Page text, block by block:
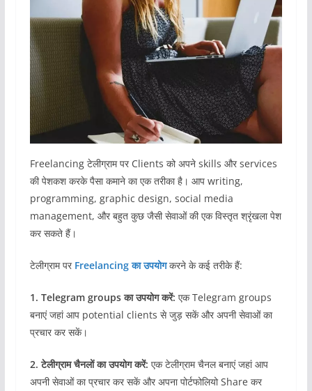
Freelancing टेलीग्राम पर Clients को अपने skills और services
की पेशकश करके पैसा कमाने का एक तरीका है। आप writing,
programming, graphic design, social media
management, और बहुत कुछ जैसी सेवाओं की एक विस्तृत श्रृंखला पेश
कर सकते हैं।
टेलीग्राम पर Freelancing का उपयोगकरने के कई तरीके हैं:
1. Telegram groups का उपयोग करें: एक Telegram groups
बनाएं जहां आप potential clients से जुड़ सकें और अपनी सेवाओं का
प्रचार कर सकें।
2. टेलीग्राम चैनलों का उपयोग करें: एक टेलीग्राम चैनल बनाएं जहां आप
अपनी सेवाओं का प्रचार कर सकें और अपना पोर्टफोलियो Share कर